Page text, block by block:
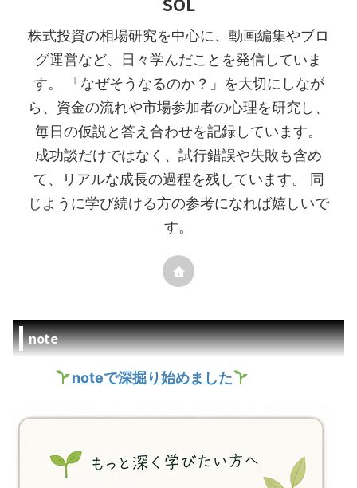
株式投資の相場研究を中心に、動画編集やブロ
グ運営など、日々学んだことを発信していま
す。 「なぜそうなるのか？」を大切にしなが
ら、資金の流れや市場参加者の心理を研究し、
毎日の仮説と答え合わせを記録しています。
成功談だけではなく、試行錯誤や失敗も含め
て、リアルな成長の過程を残しています。 同
じように学び続ける方の参考になれば嬉しいで
す。
note
noteで深掘り始めました